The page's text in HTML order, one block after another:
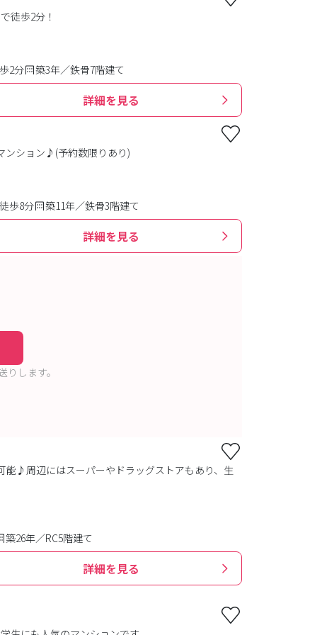
徒歩2分！
2分 築3年／鉄骨7階建て
詳細を見る
ンション♪(予約数限りあり)
歩8分 築11年／鉄骨3階建て
詳細を見る
します。
能♪周辺にはスーパーやドラッグストアもあり、生
築26年／RC5階建て
詳細を見る